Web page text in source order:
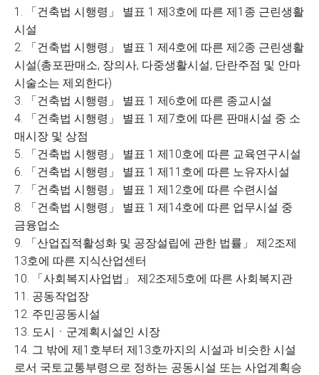
1. 「건축법 시행령」 별표 1 제3호에 따른 제1종 근린생활
시설
2. 「건축법 시행령」 별표 1 제4호에 따른 제2종 근린생활
시설(총포판매소, 장의사, 다중생활시설, 단란주점 및 안마
시술소는 제외한다)
3. 「건축법 시행령」 별표 1 제6호에 따른 종교시설
4. 「건축법 시행령」 별표 1 제7호에 따른 판매시설 중 소
매시장 및 상점
5. 「건축법 시행령」 별표 1 제10호에 따른 교육연구시설
6. 「건축법 시행령」 별표 1 제11호에 따른 노유자시설
7. 「건축법 시행령」 별표 1 제12호에 따른 수련시설
8. 「건축법 시행령」 별표 1 제14호에 따른 업무시설 중
금융업소
9. 「산업집적활성화 및 공장설립에 관한 법률」 제2조제
13호에 따른 지식산업센터
10. 「사회복지사업법」 제2조제5호에 따른 사회복지관
11. 공동작업장
12. 주민공동시설
13. 도시ㆍ군계획시설인 시장
14. 그 밖에 제1호부터 제13호까지의 시설과 비슷한 시설
로서 국토교통부령으로 정하는 공동시설 또는 사업계획승